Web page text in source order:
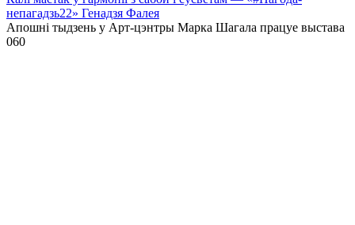
непагадзь22» Генадзя Фалея
Апошні тыдзень у Арт-цэнтры Марка Шагала працуе выстава
060